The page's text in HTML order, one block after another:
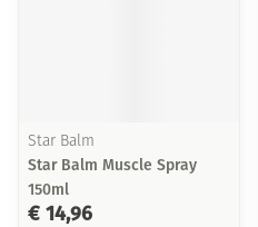
Star Balm
Star Balm Muscle Spray
150ml
€ 14,96